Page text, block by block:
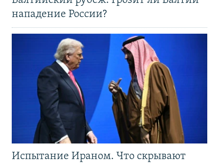
нападение России?
Испытание Ираном. Что скрывают